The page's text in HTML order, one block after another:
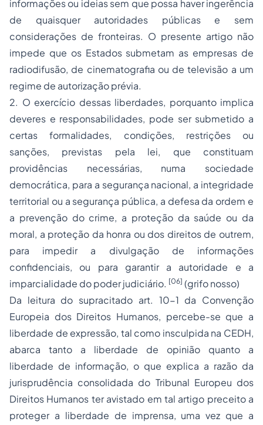
informações ou ideias sem que possa haver ingerência
de quaisquer autoridades públicas e sem
considerações de fronteiras. O presente artigo não
impede que os Estados submetam as empresas de
radiodifusão, de cinematografia ou de televisão a um
regime de autorização prévia.
2. O exercício dessas liberdades, porquanto implica
deveres e responsabilidades, pode ser submetido a
certas formalidades, condições, restrições ou
sanções, previstas pela lei, que constituam
providências necessárias, numa sociedade
democrática, para a segurança nacional, a integridade
territorial ou a segurança pública, a defesa da ordem e
a prevenção do crime, a proteção da saúde ou da
moral, a proteção da honra ou dos direitos de outrem,
para impedir a divulgação de informações
confidenciais, ou para garantir a autoridade e a
imparcialidade do poder judiciário. [06] (grifo nosso)
Da leitura do supracitado art. 10-1 da Convenção
Europeia dos Direitos Humanos, percebe-se que a
liberdade de expressão, tal como insculpida na CEDH,
abarca tanto a liberdade de opinião quanto a
liberdade de informação, o que explica a razão da
jurisprudência consolidada do Tribunal Europeu dos
Direitos Humanos ter avistado em tal artigo preceito a
proteger a liberdade de imprensa, uma vez que a